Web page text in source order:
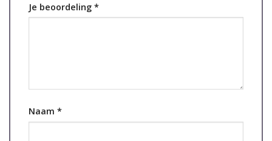
Je beoordeling *
Naam *